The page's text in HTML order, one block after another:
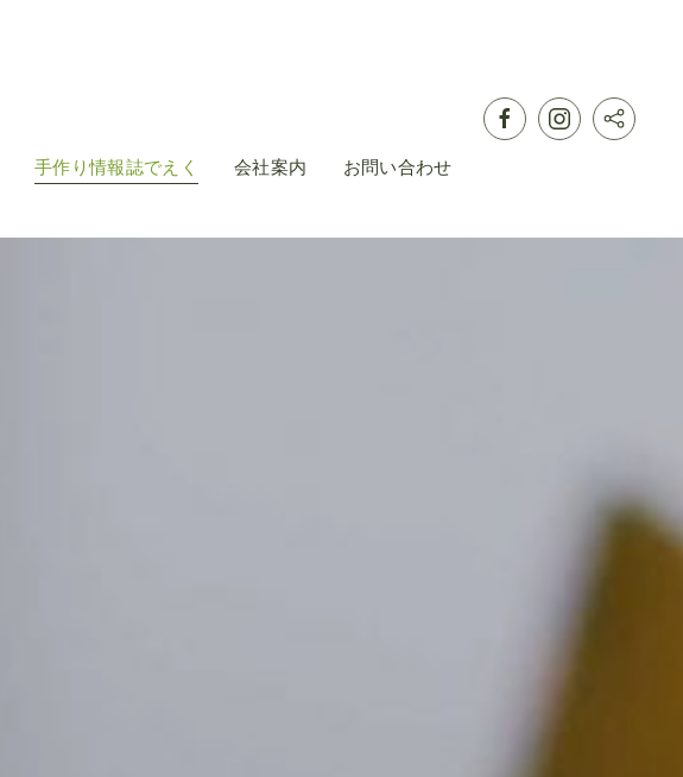
手作り情報誌でえく 会社案内 お問い合わせ